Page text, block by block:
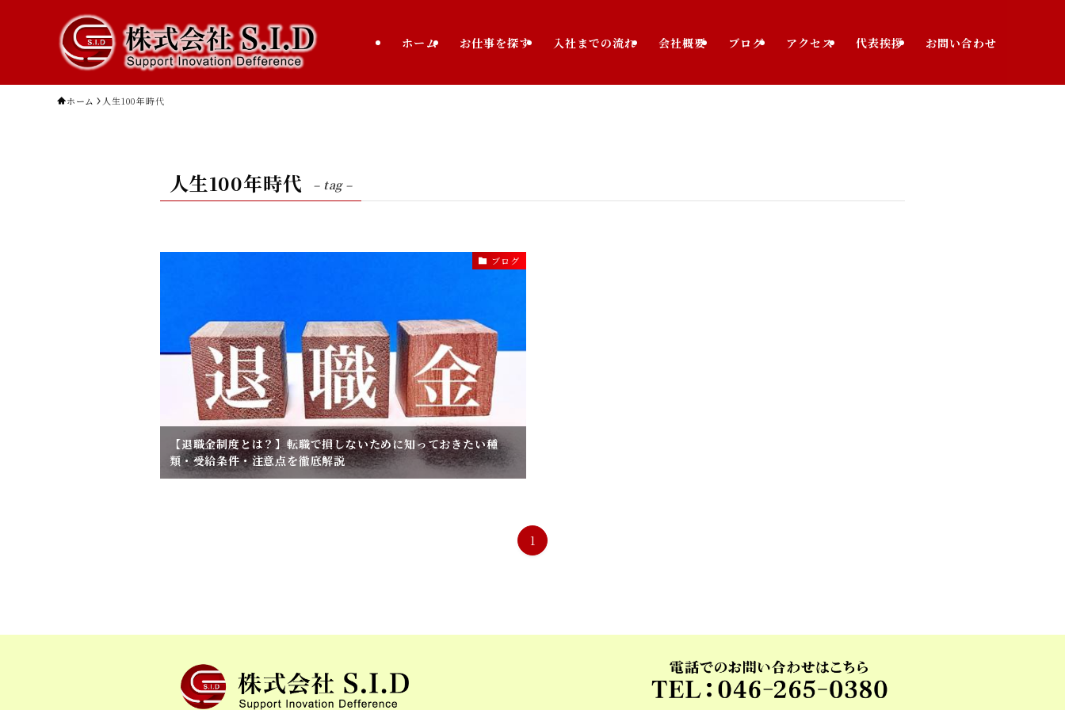
ホーム お仕事を探す 入社までの流れ 会社概要 ブログ アクセス 代表挨拶 お問い合わせ
ホーム 人生100年時代
人生100年時代 – tag –
ブログ
【退職金制度とは？】転職で損しないために知っておきたい種
類・受給条件・注意点を徹底解説
1